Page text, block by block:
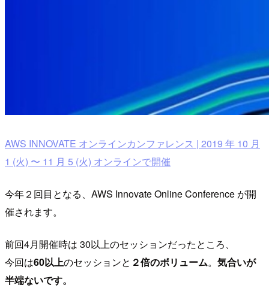
AWS INNOVATE オンラインカンファレンス | 2019 年 10 月
1 (火) 〜 11 月 5 (火) オンラインで開催
今年２回目となる、AWS Innovate Online Conference が開
催されます。
前回4月開催時は 30以上のセッションだったところ、
今回は60以上のセッションと ２倍のボリューム。 気合いが
半端ないです。